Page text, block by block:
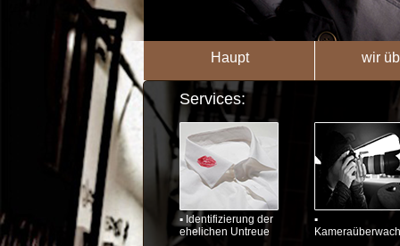
Haupt wir
Services:
▪ Identifizierung der
ehelichen Untreue
▪